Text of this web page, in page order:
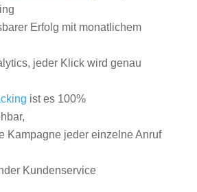
Erfolg mit monatlichem
jeder Klick wird genau
ist es 100%
Kampagne jeder einzelne Anruf
Kundenservice